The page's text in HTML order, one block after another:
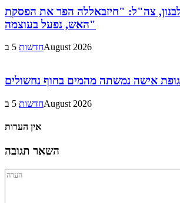
צה"ל: "חיזבאללה הפר את הפסקת
האש, נפעל בעוצמה"
חדשות5 בAugust 2026
גופת אישה נמשתה מהמים בחוף נחשולים
חדשות5 בAugust 2026
אין הערות
השאר תגובה